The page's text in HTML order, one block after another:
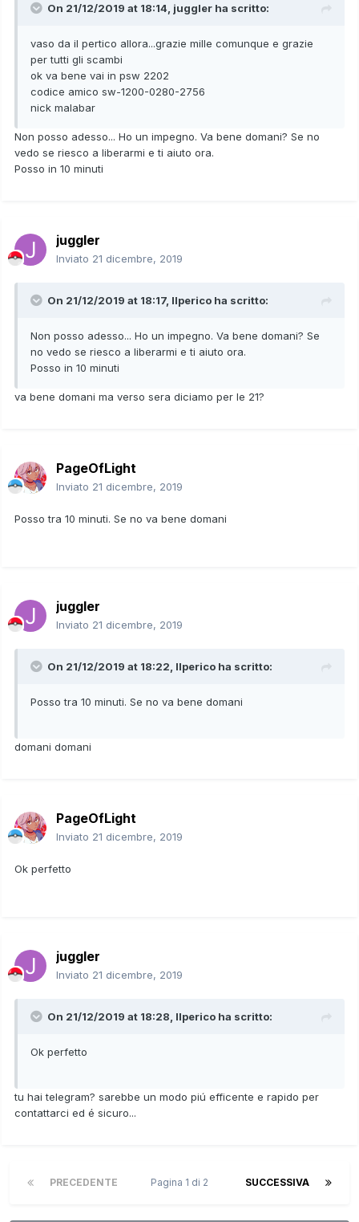
On 21/12/2019 at 18:14, juggler ha scritto:
vaso da il pertico allora...grazie mille comunque e grazie
per tutti gli scambi
ok va bene vai in psw 2202
codice amico sw-1200-0280-2756
nick malabar
Non posso adesso... Ho un impegno. Va bene domani? Se no
vedo se riesco a liberarmi e ti aiuto ora.
Posso in 10 minuti
juggler
Inviato 21 dicembre, 2019
On 21/12/2019 at 18:17, Ilperico ha scritto:
Non posso adesso... Ho un impegno. Va bene domani? Se
no vedo se riesco a liberarmi e ti aiuto ora.
Posso in 10 minuti
va bene domani ma verso sera diciamo per le 21?
PageOfLight
Inviato 21 dicembre, 2019
Posso tra 10 minuti. Se no va bene domani
juggler
Inviato 21 dicembre, 2019
On 21/12/2019 at 18:22, Ilperico ha scritto:
Posso tra 10 minuti. Se no va bene domani
domani domani
PageOfLight
Inviato 21 dicembre, 2019
Ok perfetto
juggler
Inviato 21 dicembre, 2019
On 21/12/2019 at 18:28, Ilperico ha scritto:
Ok perfetto
tu hai telegram? sarebbe un modo piú efficente e rapido per
contattarci ed é sicuro...
PRECEDENTE SUCCESSIVA
Pagina 1 di 2